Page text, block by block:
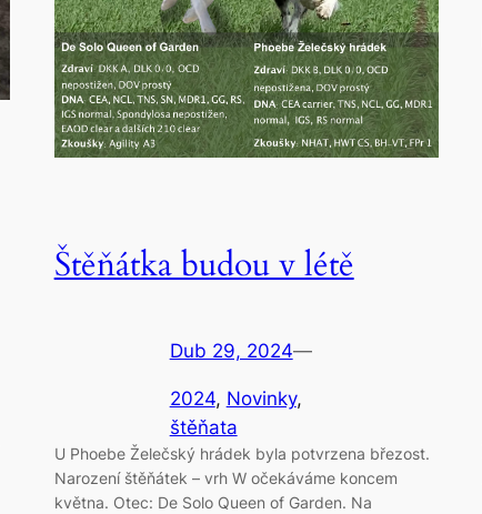
Štěňátka budou v létě
Dub 29, 2024—
2024, Novinky
štěňata
U Phoebe Želečský hrádek byla potvrzena březost.
Narození štěňátek – vrh W očekáváme koncem
května. Otec: De Solo Queen of Garden. Na